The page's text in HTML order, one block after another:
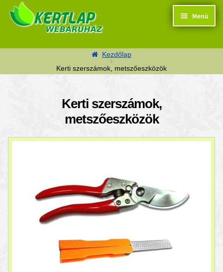
Ugrás a navigációhoz
Kilépés a tartalomba
Menü
Kapcsolat
Kezdőlap
Kerti szerszámok, metszőeszközök
Kerti szerszámok,
metszőeszközök